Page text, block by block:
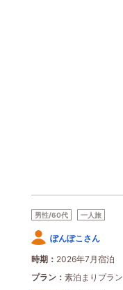
男性/60代 一人旅
ぽんぽこさん
時期
2026年7月宿泊
プラン
素泊まりプラン